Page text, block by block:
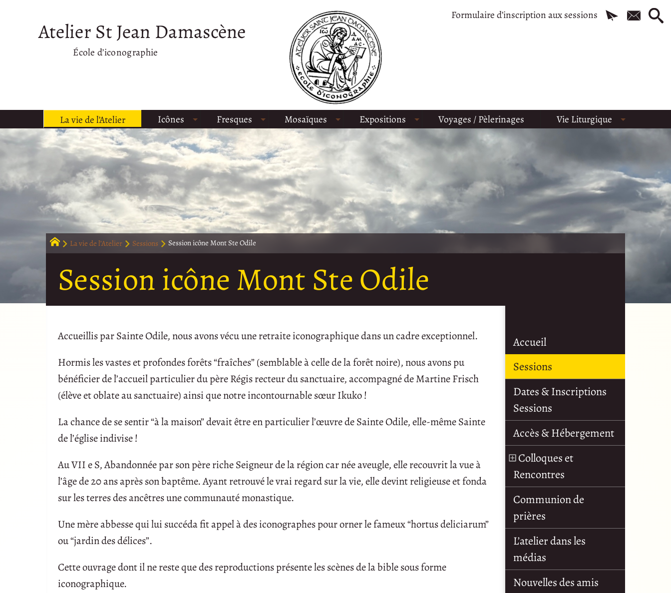
Formulaire d’inscription aux sessions
Atelier St Jean Damascène
École d’iconographie
La vie de l’Atelier Icônes Fresques Mosaïques Expositions Voyages / Pèlerinages Vie Liturgique
La vie de l’Atelier Sessions Session icône Mont Ste Odile
Session icône Mont Ste Odile
Accueillis par Sainte Odile, nous avons vécu une retraite iconographique dans un cadre exceptionnel.
Hormis les vastes et profondes forêts “fraîches” (semblable à celle de la forêt noire), nous avons pu
bénéficier de l’accueil particulier du père Régis recteur du sanctuaire, accompagné de Martine Frisch
(élève et oblate au sanctuaire) ainsi que notre incontournable sœur Ikuko !
La chance de se sentir “à la maison” devait être en particulier l’œuvre de Sainte Odile, elle-même Sainte
de l’église indivise !
Au VII e S, Abandonnée par son père riche Seigneur de la région car née aveugle, elle recouvrit la vue à
l’âge de 20 ans après son baptême. Ayant retrouvé le vrai regard sur la vie, elle devint religieuse et fonda
sur les terres des ancêtres une communauté monastique.
Une mère abbesse qui lui succéda fit appel à des iconographes pour orner le fameux “hortus deliciarum”
ou “jardin des délices”.
Cette ouvrage dont il ne reste que des reproductions présente les scènes de la bible sous forme
iconographique.
Accueil
Sessions
Dates & Inscriptions
Sessions
Accès & Hébergement
Colloques et
Rencontres
Communion de
prières
L’atelier dans les
médias
Nouvelles des amis